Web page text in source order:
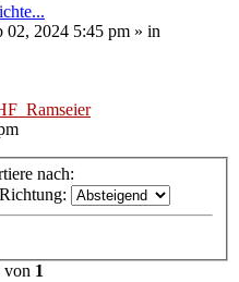
02, 2024 5:45 pm » in
nach:
Richtung:
von 1